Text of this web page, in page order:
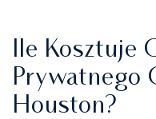
Regional (SGR) –
prywatnego na
szoferem
dojazd do biur
Ile Kosztuje
Prywatnego
Houston?